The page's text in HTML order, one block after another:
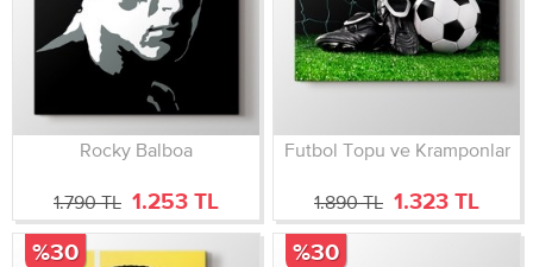
Rocky Balboa
1.790 TL 1.253 TL
Futbol Topu ve Kramponlar
1.890 TL 1.323 TL
%30 %30